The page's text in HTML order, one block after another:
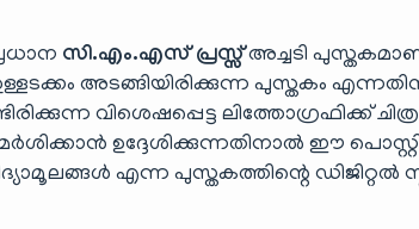
സി.എം.എസ് പ്രസ്സ്അച്ചടി
അടങ്ങിയിരിക്കുന്ന പുസ്തകം
വിശെഷപ്പെട്ട ലിത്തോഗ്രഫിക്ക്
ഉദ്ദേശിക്കുന്നതിനാൽ ഈ
എന്ന പുസ്തകത്തിന്റെ